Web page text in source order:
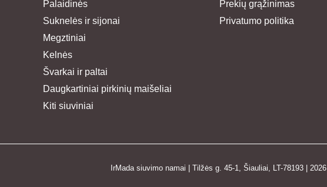
Palaidinės
Suknelės ir sijonai
Megztiniai
Kelnės
Švarkai ir paltai
Daugkartiniai pirkinių maišeliai
Kiti siuviniai
Prekių grąžinimas
Privatumo politika
IrMada siuvimo namai | Tilžės g. 45-1, Šiauliai, LT-78193 | 2026